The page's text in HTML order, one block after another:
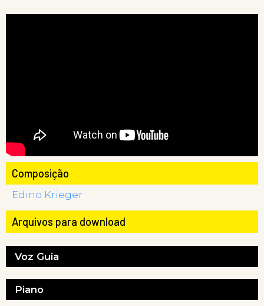
Composição
Edino Krieger
Arquivos para download
Voz Guia
Piano